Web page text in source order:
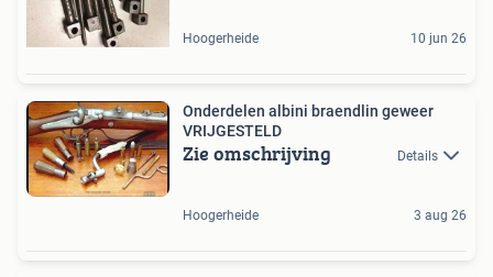
Hoogerheide 10 jun 26
Onderdelen albini braendlin geweer
VRIJGESTELD
Zie omschrijving Details
Hoogerheide 3 aug 26